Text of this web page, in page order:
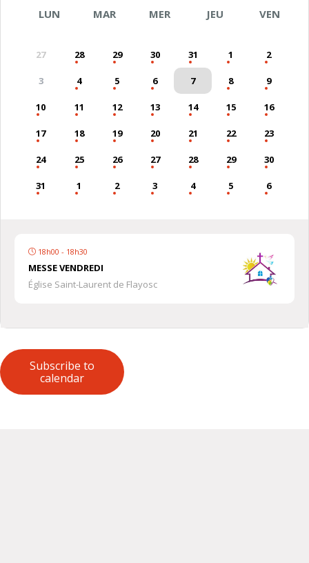
LUN MAR MER JEU VEN
27 28 29 30 31 1 2
3 4 5 6 7 8 9
10 11 12 13 14 15 16
17 18 19 20 21 22 23
24 25 26 27 28 29 30
31 1 2 3 4 5 6
18h00 - 18h30
MESSE VENDREDI
Église Saint-Laurent de Flayosc
Subscribe to
calendar